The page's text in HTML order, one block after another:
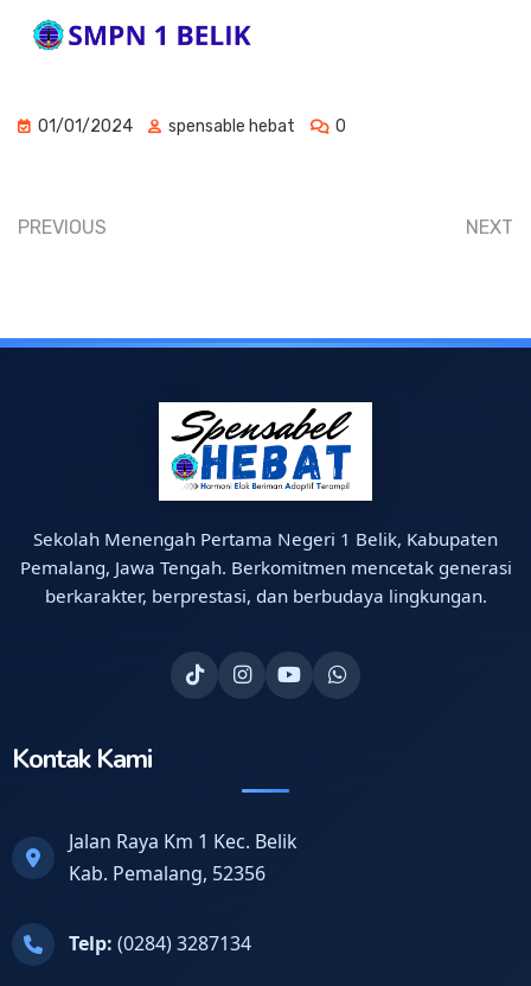
01/01/2024 spensable hebat 0
PREVIOUS NEXT
Sekolah Menengah Pertama Negeri 1 Belik, Kabupaten
Pemalang, Jawa Tengah. Berkomitmen mencetak generasi
berkarakter, berprestasi, dan berbudaya lingkungan.
Kontak Kami
Jalan Raya Km 1 Kec. Belik
Kab. Pemalang, 52356
Telp: (0284) 3287134